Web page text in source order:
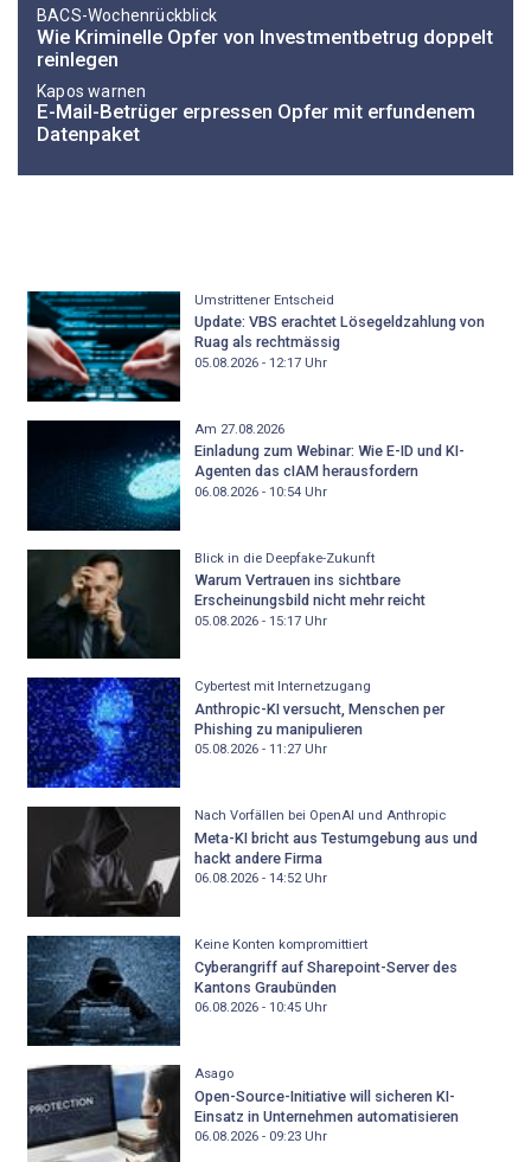
BACS-Wochenrückblick
Wie Kriminelle Opfer von Investmentbetrug doppelt
reinlegen
Kapos warnen
E-Mail-Betrüger erpressen Opfer mit erfundenem
Datenpaket
Umstrittener Entscheid
Update: VBS erachtet Lösegeldzahlung von
Ruag als rechtmässig
05.08.2026 - 12:17Uhr
Am 27.08.2026
Einladung zum Webinar: Wie E-ID und KI-
Agenten das cIAM herausfordern
06.08.2026 - 10:54Uhr
Blick in die Deepfake-Zukunft
Warum Vertrauen ins sichtbare
Erscheinungsbild nicht mehr reicht
05.08.2026 - 15:17Uhr
Cybertest mit Internetzugang
Anthropic-KI versucht, Menschen per
Phishing zu manipulieren
05.08.2026 - 11:27Uhr
Nach Vorfällen bei OpenAI und Anthropic
Meta-KI bricht aus Testumgebung aus und
hackt andere Firma
06.08.2026 - 14:52Uhr
Keine Konten kompromittiert
Cyberangriff auf Sharepoint-Server des
Kantons Graubünden
06.08.2026 - 10:45Uhr
Asago
Open-Source-Initiative will sicheren KI-
Einsatz in Unternehmen automatisieren
06.08.2026 - 09:23Uhr